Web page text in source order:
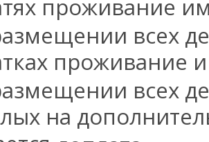
проживание
всех
проживание
всех
на